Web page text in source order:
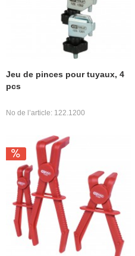
Jeu de pinces pour tuyaux, 4
pcs
No de l’article: 122.1200